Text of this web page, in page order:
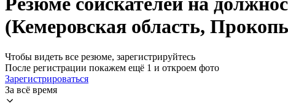
(Кемеровская область,
Чтобы видеть все резюме, зарегистрируйтесь
После регистрации покажем ещё 1 и откроем фото
Зарегистрироваться
За всё время